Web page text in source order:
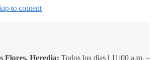
to content
Flores, Heredia: Todos los días | 11:00 a.m. –